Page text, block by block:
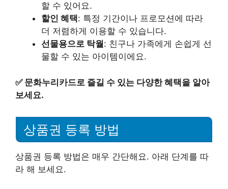
할 수 있어요.
할인 혜택: 특정 기간이나 프로모션에 따라
더 저렴하게 이용할 수 있습니다.
선물용으로 탁월 : 친구나 가족에게 손쉽게 선
물할 수 있는 아이템이에요.
✅ 문화누리카드로 즐길 수 있는 다양한 혜택을 알아
보세요.
상품권 등록 방법
상품권 등록 방법은 매우 간단해요. 아래 단계를 따
라 해 보세요.